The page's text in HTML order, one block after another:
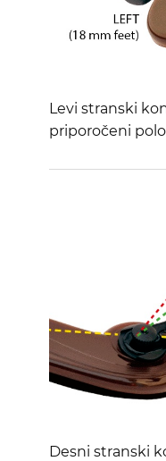
Levi stranski
priporočeni
Desni stranski